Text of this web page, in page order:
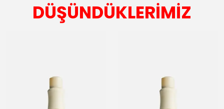
DÜŞÜNDÜKLERİMİZ